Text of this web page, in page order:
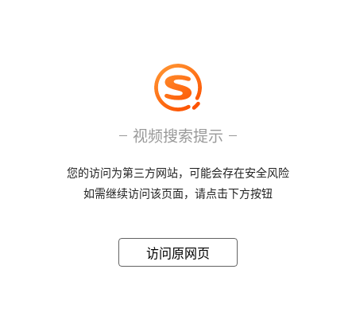
视频搜索提示
您的访问为第三方网站，可能会存在安全风险
如需继续访问该页面，请点击下方按钮
访问原网页